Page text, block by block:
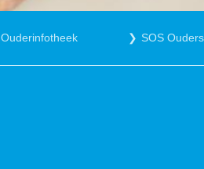
Ouderinfotheek SOS Ouders